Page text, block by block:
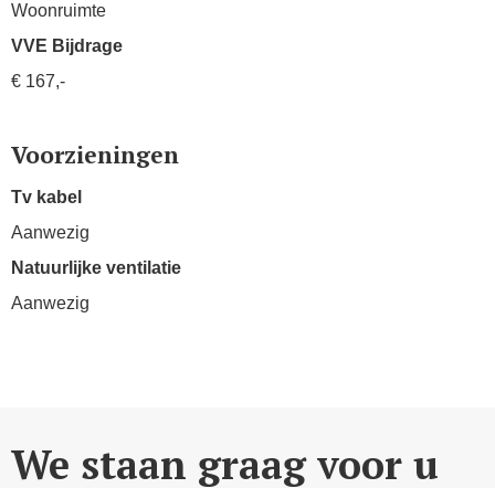
Woonruimte
VVE Bijdrage
€ 167,-
Voorzieningen
Tv kabel
Aanwezig
Natuurlijke ventilatie
Aanwezig
We staan graag voor u